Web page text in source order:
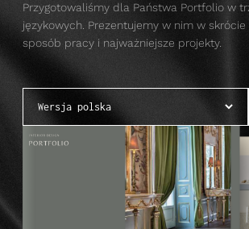
Przygotowaliśmy dla Państwa Portfolio w
językowych. Prezentujemy w nim w
sposób pracy i najważniejsze projekty.